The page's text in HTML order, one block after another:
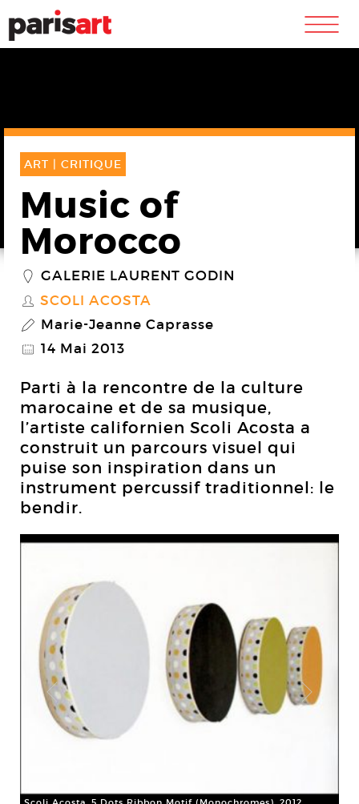
m
ART | CRITIQUE
Music of
Morocco
_ GALERIE LAURENT GODIN
S SCOLI ACOSTA
P Marie-Jeanne Caprasse
@ 14 Mai 2013
Parti à la rencontre de la culture
marocaine et de sa musique,
l’artiste californien Scoli Acosta a
construit un parcours visuel qui
puise son inspiration dans un
instrument percussif traditionnel: le
bendir.